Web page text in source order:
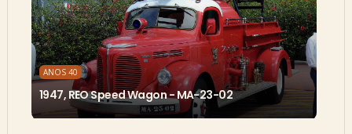
ANOS 40
1947, REO Speed Wagon - MA-23-02